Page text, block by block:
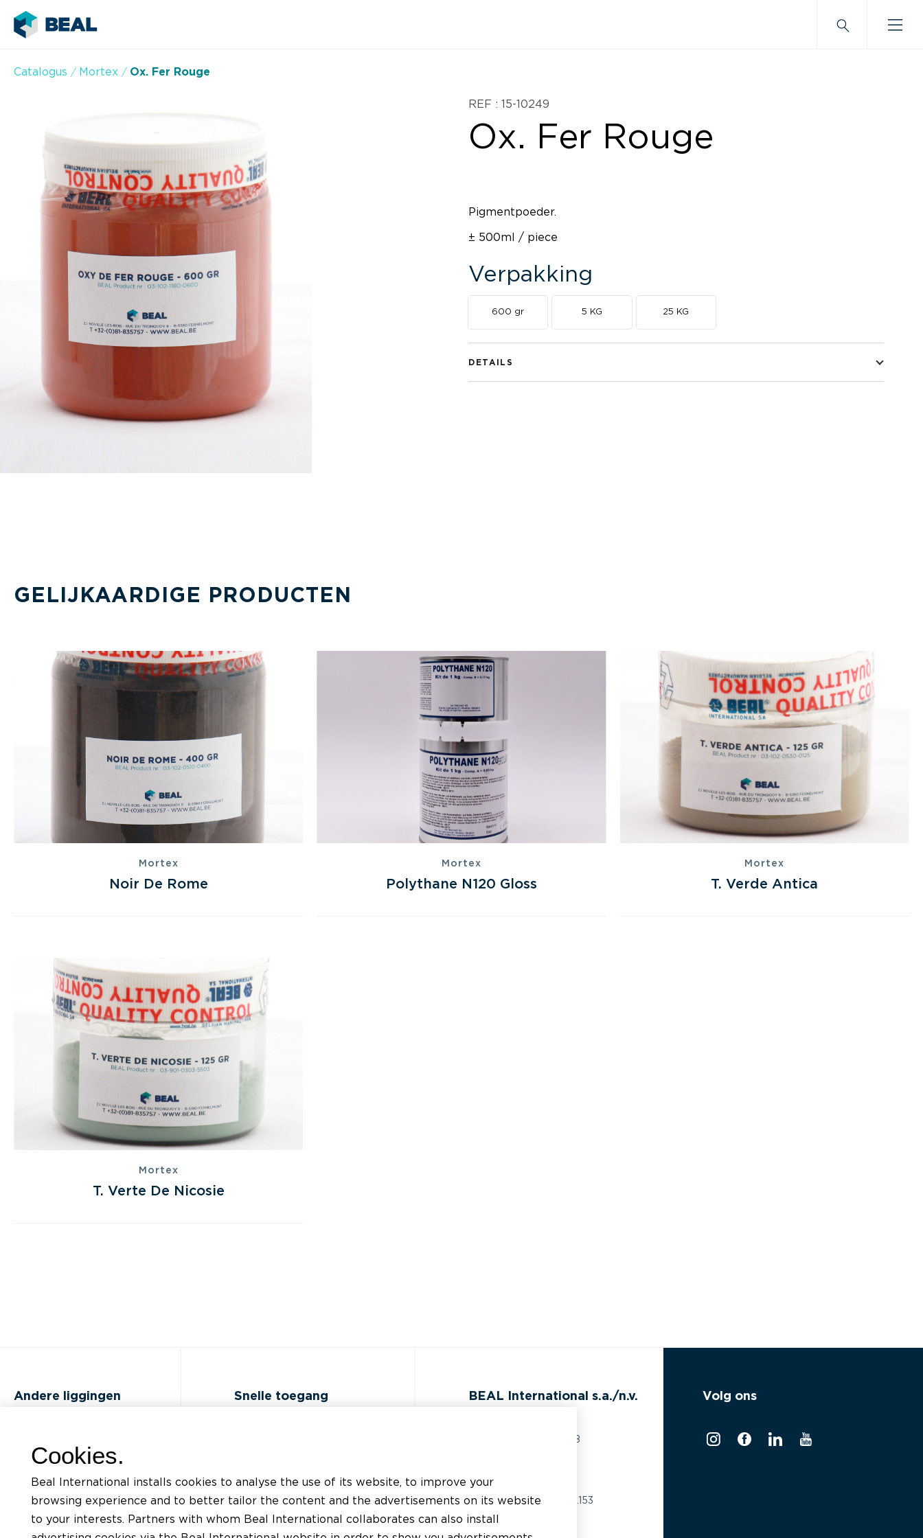
Catalogus Mortex Ox. Fer Rouge
REF : 15-10249
Ox. Fer Rouge
Pigmentpoeder.
± 500ml / piece
Verpakking
600 gr 5 KG 25 KG
DETAILS
GELIJKAARDIGE PRODUCTEN
Mortex
Noir De Rome
Mortex
Polythane N120 Gloss
Mortex
T. Verde Antica
Mortex
T. Verte De Nicosie
Andere liggingen
Contact
Privacybeleid
Snelle toegang
Aanvraag voor technische
ondersteuning
BEAL International s.a./n.v.
Rue du Tronquoy, 8
BTW:BE0414.592.153
Volg ons
Cookies.
Beal International installs cookies to analyse the use of its website, to improve your
browsing experience and to better tailor the content and the advertisements on its website
to your interests. Partners with whom Beal International collaborates can also install